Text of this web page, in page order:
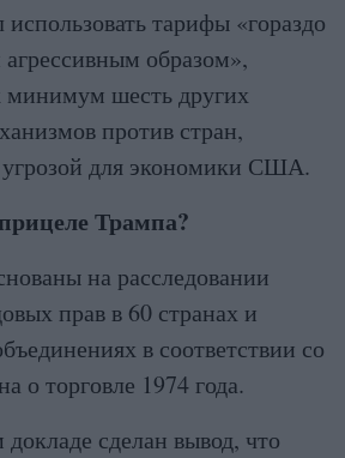
тарифы «гораздо
образом»,
минимум шесть других
против стран,
угрозой для экономики США.
Трампа?
на расследовании
прав в 60 странах и
в соответствии со
о торговле 1974 года.
сделан вывод, что